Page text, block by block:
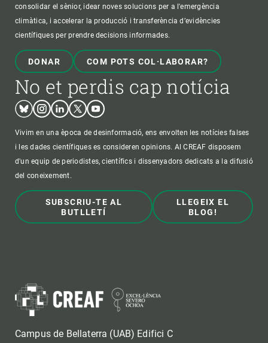
consolidar el sènior, idear noves solucions per a l'emergència
climàtica, i accelerar la producció i transferència d’evidències
científiques per prendre decisions informades.
DONAR COM POTS COL·LABORAR?
No et perdis cap notícia
BlueskyInstagram
LinkedinTwitterYoutube
Vivim en una època de desinformació, ens envolten les notícies falses
i les dades científiques es consideren opinions. Al CREAF disposem
d'un equip de periodistes, científics i dissenyadors dedicats a la difusió
del coneixement.
SUBSCRIU-TE AL
BUTLLETÍ
LLEGEIX EL
BLOG!
Campus de Bellaterra (UAB) Edifici C